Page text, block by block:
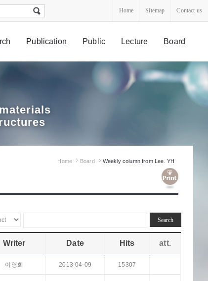
Home Sitemap Contact us
Publication Public Lecture Board
Home Board Weekly column from Lee. YH
Writer Date Hits att.
이영희 2013-04-09 15307